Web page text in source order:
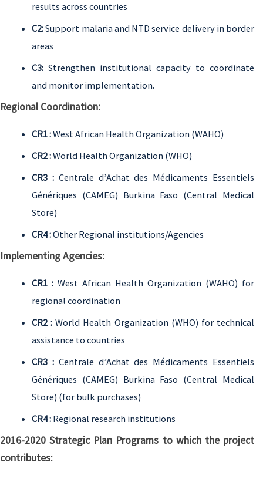
results across countries
C2:Support malaria and NTD service delivery in border
areas
C3: Strengthen institutional capacity to coordinate
and monitor implementation.
Regional Coordination:
CR1 :West African Health Organization (WAHO)
CR2 :World Health Organization (WHO)
CR3 : Centrale d’Achat des Médicaments Essentiels
Génériques (CAMEG) Burkina Faso (Central Medical
Store)
CR4 :Other Regional institutions/Agencies
Implementing Agencies:
CR1 : West African Health Organization (WAHO) for
regional coordination
CR2 :World Health Organization (WHO) for technical
assistance to countries
CR3 : Centrale d’Achat des Médicaments Essentiels
Génériques (CAMEG) Burkina Faso (Central Medical
Store) (for bulk purchases)
CR4 : Regional research institutions
2016-2020 Strategic Plan Programs to which the project
contributes: